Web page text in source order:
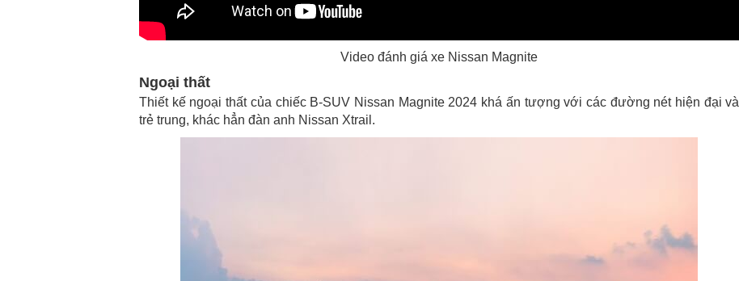
Video đánh giá xe Nissan Magnite
Ngoại thất
Thiết kế ngoại thất của chiếc B-SUV Nissan Magnite 2024 khá ấn tượng với các đường nét hiện đại và
trẻ trung, khác hẳn đàn anh Nissan Xtrail.